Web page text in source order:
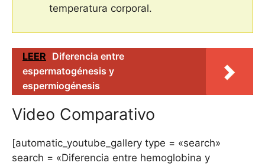
temperatura corporal.
LEER Diferencia entre
espermatogénesis y
espermiogénesis
Video Comparativo
[automatic_youtube_gallery type = «search»
search = «Diferencia entre hemoglobina y